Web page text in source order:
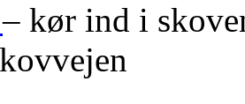
– kør ind i